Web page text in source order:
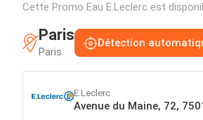
Cette Promo Eau E.Leclerc est
Paris
Paris
Détection
E.Leclerc
Avenue du Maine, 72,